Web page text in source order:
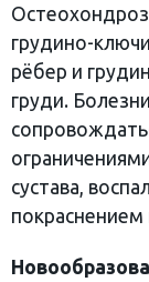
грудино-
рёбер и
груди.
сустава,